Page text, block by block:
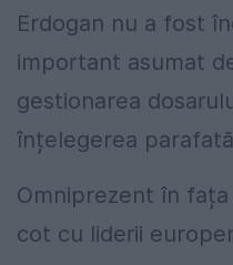
Erdogan nu a fost
important asumat
gestionarea
înțelegerea
Omniprezent în
cot cu liderii